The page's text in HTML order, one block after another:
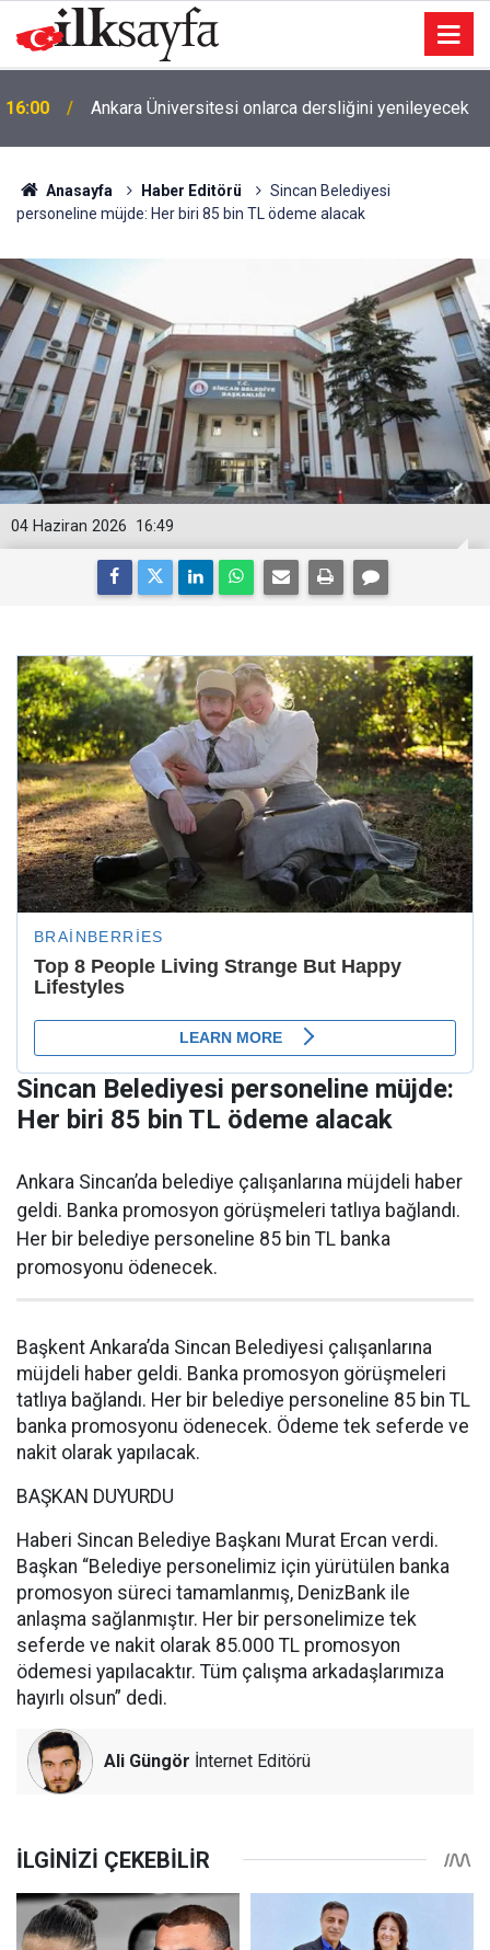
15:30
Ankara’nın barajlarında son durum: Doluluk yüzde
43,65’e geriledi
Anasayfa Haber Editörü
Sincan Belediyesi
personeline müjde: Her biri 85 bin TL ödeme alacak
16:49
04 Haziran 2026
Sincan Belediyesi personeline müjde:
Her biri 85 bin TL ödeme alacak
Ankara Sincan’da belediye çalışanlarına müjdeli haber
geldi. Banka promosyon görüşmeleri tatlıya bağlandı.
Her bir belediye personeline 85 bin TL banka
promosyonu ödenecek.
Başkent Ankara’da Sincan Belediyesi çalışanlarına
müjdeli haber geldi. Banka promosyon görüşmeleri
tatlıya bağlandı. Her bir belediye personeline 85 bin TL
banka promosyonu ödenecek. Ödeme tek seferde ve
nakit olarak yapılacak.
BAŞKAN DUYURDU
Haberi Sincan Belediye Başkanı Murat Ercan verdi.
Başkan “Belediye personelimiz için yürütülen banka
promosyon süreci tamamlanmış, DenizBank ile
anlaşma sağlanmıştır. Her bir personelimize tek
seferde ve nakit olarak 85.000 TL promosyon
ödemesi yapılacaktır. Tüm çalışma arkadaşlarımıza
hayırlı olsun” dedi.
Ali Güngör İnternet Editörü